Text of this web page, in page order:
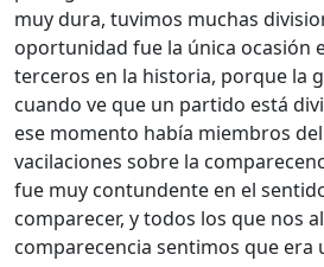
muy dura, tuvimos muchas
oportunidad fue la única ocasión
terceros en la historia, porque la
cuando ve que un partido está
ese momento había miembros
vacilaciones sobre la
fue muy contundente en el
comparecer, y todos los que nos
comparecencia sentimos que era